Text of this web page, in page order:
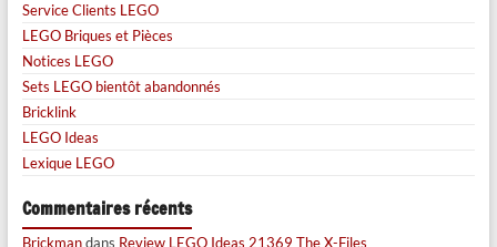
Service Clients LEGO
LEGO Briques et Pièces
Notices LEGO
Sets LEGO bientôt abandonnés
Bricklink
LEGO Ideas
Lexique LEGO
Commentaires récents
Brickmandans Review LEGO Ideas 21369 The X-Files